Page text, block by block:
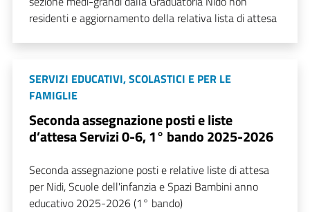
residenti e aggiornamento della relativa lista di attesa
SERVIZI EDUCATIVI, SCOLASTICI E PER LE
FAMIGLIE
Seconda assegnazione posti e liste
d’attesa Servizi 0-6, 1° bando 2025-2026
Seconda assegnazione posti e relative liste di attesa
per Nidi, Scuole dell'infanzia e Spazi Bambini anno
educativo 2025-2026 (1° bando)